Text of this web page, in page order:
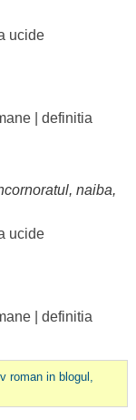
ucide
| definitia
, naiba,
ucide
| definitia
roman in blogul,